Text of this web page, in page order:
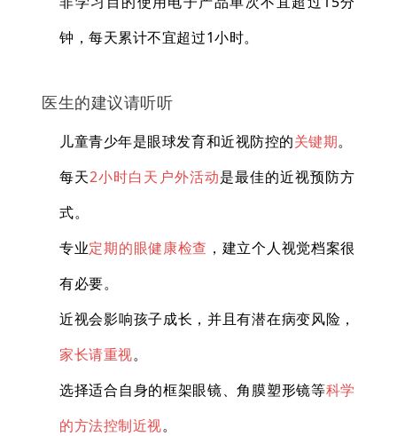
钟，每天累计不宜超过1小时。
医生的建议请听听
儿童青少年是眼球发育和近视防控的关键期。
每天2小时白天户外活动是最佳的近视预防方
式。
专业定期的眼健康检查 ，建立个人视觉档案很
有必要。
近视会影响孩子成长，并且有潜在病变风险，
家长请重视。
选择适合自身的框架眼镜、角膜塑形镜等科学
的方法控制近视。